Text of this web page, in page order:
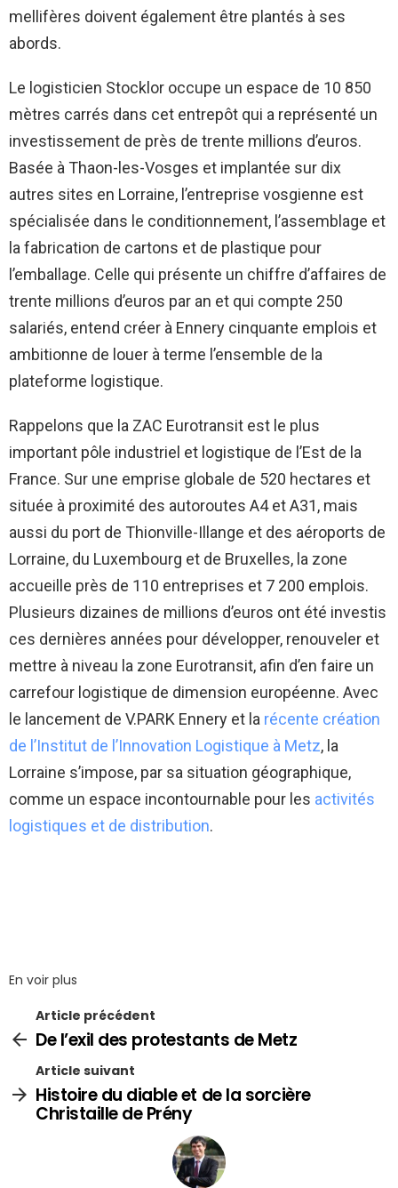
mellifères doivent également être plantés à ses
abords.
Le logisticien Stocklor occupe un espace de 10 850
mètres carrés dans cet entrepôt qui a représenté un
investissement de près de trente millions d’euros.
Basée à Thaon-les-Vosges et implantée sur dix
autres sites en Lorraine, l’entreprise vosgienne est
spécialisée dans le conditionnement, l’assemblage et
la fabrication de cartons et de plastique pour
l’emballage. Celle qui présente un chiffre d’affaires de
trente millions d’euros par an et qui compte 250
salariés, entend créer à Ennery cinquante emplois et
ambitionne de louer à terme l’ensemble de la
plateforme logistique.
Rappelons que la ZAC Eurotransit est le plus
important pôle industriel et logistique de l’Est de la
France. Sur une emprise globale de 520 hectares et
située à proximité des autoroutes A4 et A31, mais
aussi du port de Thionville-Illange et des aéroports de
Lorraine, du Luxembourg et de Bruxelles, la zone
accueille près de 110 entreprises et 7 200 emplois.
Plusieurs dizaines de millions d’euros ont été investis
ces dernières années pour développer, renouveler et
mettre à niveau la zone Eurotransit, afin d’en faire un
carrefour logistique de dimension européenne. Avec
le lancement de V.PARK Ennery et la récente création
de l’Institut de l’Innovation Logistique à Metz, la
Lorraine s’impose, par sa situation géographique,
comme un espace incontournable pour les activités
logistiques et de distribution.
En voir plus
Article précédent
De l’exil des protestants de Metz
Article suivant
Histoire du diable et de la sorcière
Christaille de Prény